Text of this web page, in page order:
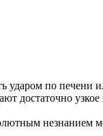
ударом по печени
достаточно узкое
незнанием